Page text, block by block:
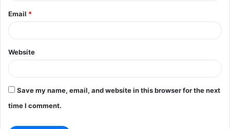
Email *
Website
Save my name, email, and website in this browser for the next
time I comment.